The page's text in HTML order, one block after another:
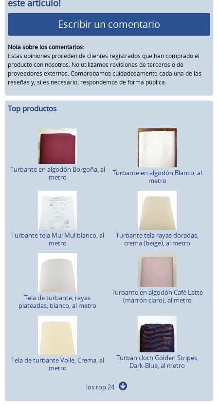
este artículo!
Escribir un comentario
Nota sobre los comentarios:
Estas opiniones proceden de clientes registrados que han comprado el
producto con nosotros. No utilizamos revisiones de terceros o de
proveedores externos. Comprobamos cuidadosamente cada una de las
reseñas y, si es necesario, respondemos de forma pública.
Top productos
Turbante en algodón Borgoña, al
metro
Turbante en algodón Blanco, al
metro
Turbante tela Mul Mul blanco, al
metro
Turbante tela rayas doradas,
crema (beige), al metro
Tela de turbante, rayas
plateadas, blanco, al metro
Turbante en algodón Café Latte
(marrón claro), al metro
Tela de turbante Voile, Crema, al
metro
Turban cloth Golden Stripes,
Dark-Blue, al metro
los top 24